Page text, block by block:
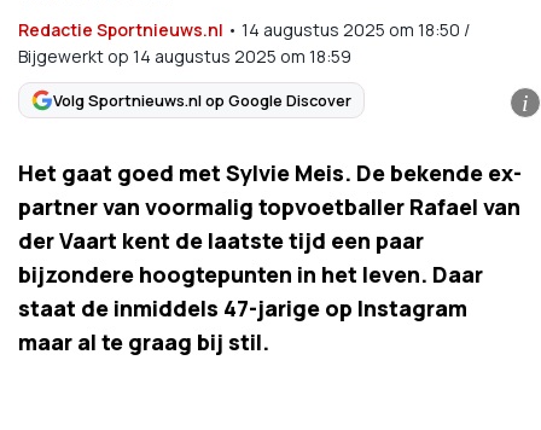
Redactie Sportnieuws.nl • 14 augustus 2025 om 18:50 /
Bijgewerkt op 14 augustus 2025 om 18:59
Volg Sportnieuws.nl op Google Discover i
Het gaat goed met Sylvie Meis. De bekende ex-
partner van voormalig topvoetballer Rafael van
der Vaart kent de laatste tijd een paar
bijzondere hoogtepunten in het leven. Daar
staat de inmiddels 47-jarige op Instagram
maar al te graag bij stil.